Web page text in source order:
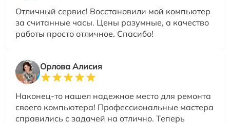
Отличный сервис! Восстановили мой компьютер
за считанные часы. Цены разумные, а качество
работы просто отличное. Спасибо!
Орлова Алисия
Наконец-то нашел надежное место для ремонта
своего компьютера! Профессиональные мастера
справились с задачей на отлично. Теперь